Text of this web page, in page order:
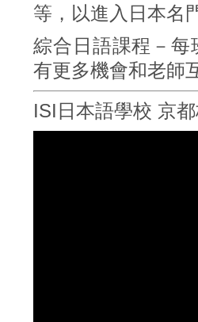
等，以進入日本名
綜合日語課程－每
有更多機會和老師
​ISI日本語學校 京